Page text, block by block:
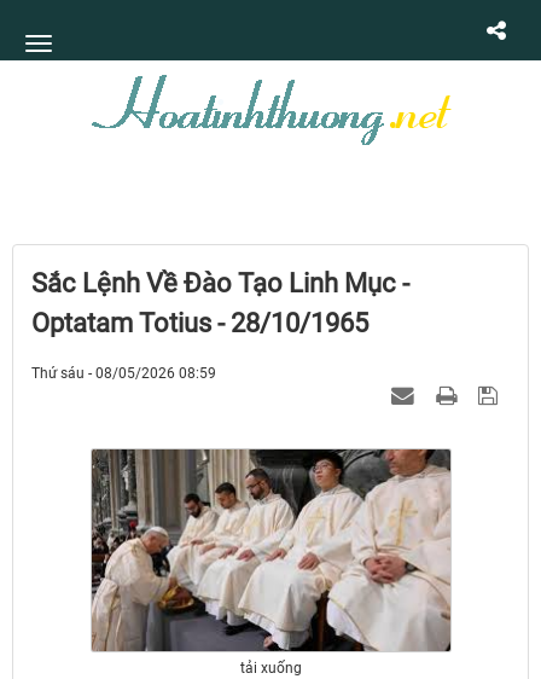
Sắc Lệnh Về Đào Tạo Linh Mục -
Optatam Totius - 28/10/1965
Thứ sáu - 08/05/2026 08:59
tải xuống